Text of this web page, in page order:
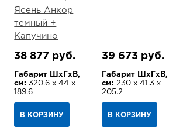
Ясень Анкор
темный +
Капучино
38 877 руб.
Габарит ШхГхВ,
см: 320.6 х 44 х
189.6
В КОРЗИНУ
39 673 руб.
Габарит ШхГхВ,
см: 230 х 41.3 х
205.2
В КОРЗИНУ